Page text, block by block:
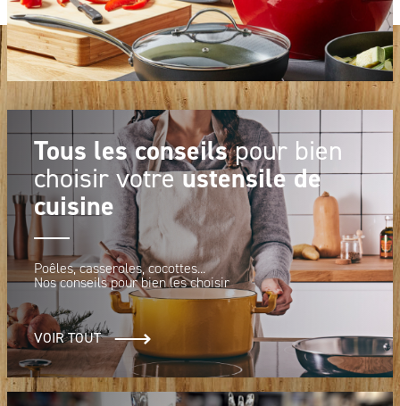
Tous les conseilspour bien
choisir votreustensile de
cuisine
Poêles, casseroles, cocottes...
Nos conseils pour bien les choisir
VOIR TOUT